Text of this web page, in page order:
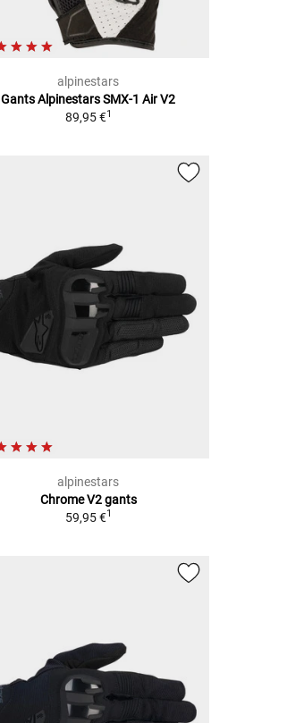
alpinestars
Gants Alpinestars SMX-1 Air V2
89,95 €1
alpinestars
Chrome V2 gants
59,95 €1